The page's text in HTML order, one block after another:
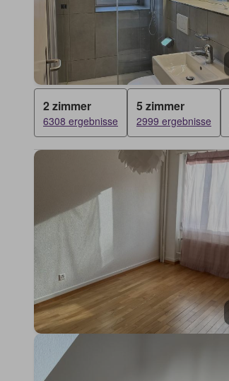
2 zimmer
6308 ergebnisse
5 zimmer
2999 ergebnisse